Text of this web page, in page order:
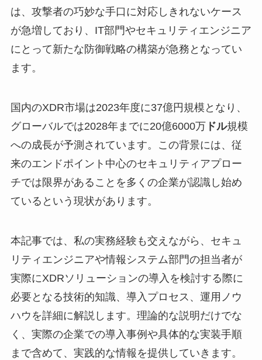
は、攻撃者の巧妙な手口に対応しきれないケース
が急増しており、IT部門やセキュリティエンジニア
にとって新たな防御戦略の構築が急務となってい
ます。
国内のXDR市場は2023年度に37億円規模となり、
グローバルでは2028年までに20億6000万ドル規模
への成長が予測されています。この背景には、従
来のエンドポイント中心のセキュリティアプロー
チでは限界があることを多くの企業が認識し始め
ているという現状があります。
本記事では、私の実務経験も交えながら、セキュ
リティエンジニアや情報システム部門の担当者が
実際にXDRソリューションの導入を検討する際に
必要となる技術的知識、導入プロセス、運用ノウ
ハウを詳細に解説します。理論的な説明だけでな
く、実際の企業での導入事例や具体的な実装手順
まで含めて、実践的な情報を提供していきます。